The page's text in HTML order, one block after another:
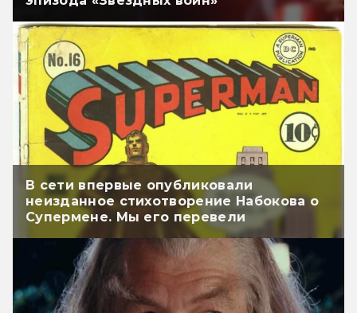
В сети впервые опубликовали
неизданное стихотворение Набокова о
Супермене. Мы его перевели